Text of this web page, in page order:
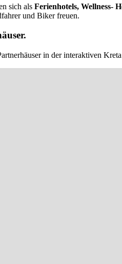
sich als Ferienhotels, Wellness-
und Biker freuen.
in der interaktiven